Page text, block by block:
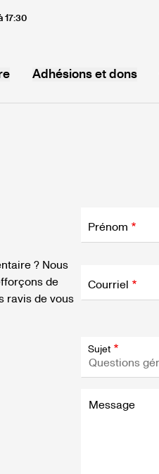
17:30
Adhésions et dons
? Nous
de
ravis de vous
d'application
Prénom
d'application
Courriel
Sujet